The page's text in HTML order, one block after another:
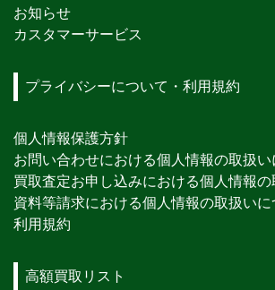
お知らせ
カスタマーサービス
プライバシーについて・利用規約
個人情報保護方針
お問い合わせにおける個人情報の取扱い
買取査定お申し込みにおける個人情報
資料等請求における個人情報の取扱いに
利用規約
高額買取リスト